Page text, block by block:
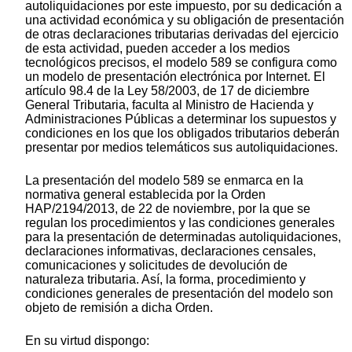
autoliquidaciones por este impuesto, por su dedicación a
una actividad económica y su obligación de presentación
de otras declaraciones tributarias derivadas del ejercicio
de esta actividad, pueden acceder a los medios
tecnológicos precisos, el modelo 589 se configura como
un modelo de presentación electrónica por Internet. El
artículo 98.4 de la Ley 58/2003, de 17 de diciembre
General Tributaria, faculta al Ministro de Hacienda y
Administraciones Públicas a determinar los supuestos y
condiciones en los que los obligados tributarios deberán
presentar por medios telemáticos sus autoliquidaciones.
La presentación del modelo 589 se enmarca en la
normativa general establecida por la Orden
HAP/2194/2013, de 22 de noviembre, por la que se
regulan los procedimientos y las condiciones generales
para la presentación de determinadas autoliquidaciones,
declaraciones informativas, declaraciones censales,
comunicaciones y solicitudes de devolución de
naturaleza tributaria. Así, la forma, procedimiento y
condiciones generales de presentación del modelo son
objeto de remisión a dicha Orden.
En su virtud dispongo: